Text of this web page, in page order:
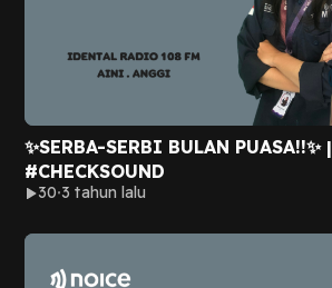
✨SERBA-SERBI BULAN PUASA!!✨ |
#CHECKSOUND
30 3 tahun lalu